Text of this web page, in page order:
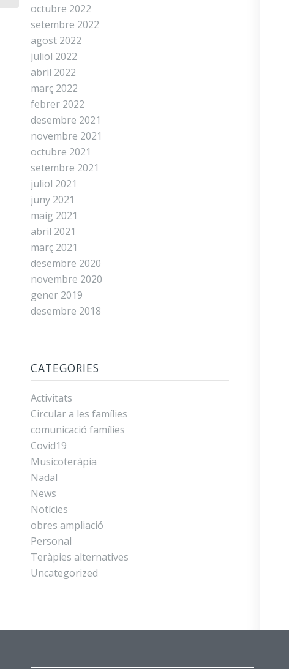
octubre 2022
setembre 2022
agost 2022
juliol 2022
abril 2022
març 2022
febrer 2022
desembre 2021
novembre 2021
octubre 2021
setembre 2021
juliol 2021
juny 2021
maig 2021
abril 2021
març 2021
desembre 2020
novembre 2020
gener 2019
desembre 2018
CATEGORIES
Activitats
Circular a les famílies
comunicació famílies
Covid19
Musicoteràpia
Nadal
News
Notícies
obres ampliació
Personal
Teràpies alternatives
Uncategorized